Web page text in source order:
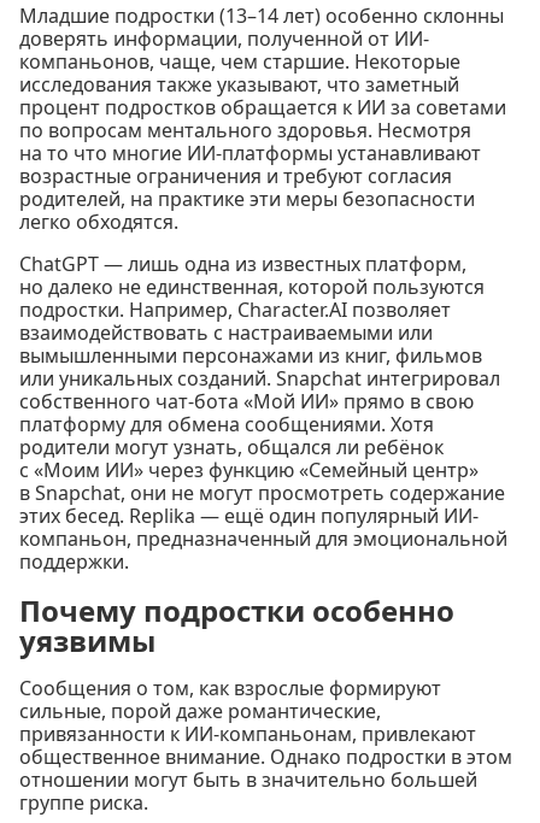
Младшие подростки (13–14 лет) особенно склонны
доверять информации, полученной от ИИ-
компаньонов, чаще, чем старшие. Некоторые
исследования также указывают, что заметный
процент подростков обращается к ИИ за советами
по вопросам ментального здоровья. Несмотря
на то что многие ИИ-платформы устанавливают
возрастные ограничения и требуют согласия
родителей, на практике эти меры безопасности
легко обходятся.
ChatGPT — лишь одна из известных платформ,
но далеко не единственная, которой пользуются
подростки. Например, Character.AI позволяет
взаимодействовать с настраиваемыми или
вымышленными персонажами из книг, фильмов
или уникальных созданий. Snapchat интегрировал
собственного чат-бота «Мой ИИ» прямо в свою
платформу для обмена сообщениями. Хотя
родители могут узнать, общался ли ребёнок
с «Моим ИИ» через функцию «Семейный центр»
в Snapchat, они не могут просмотреть содержание
этих бесед. Replika — ещё один популярный ИИ-
компаньон, предназначенный для эмоциональной
поддержки.
Почему подростки особенно
уязвимы
Сообщения о том, как взрослые формируют
сильные, порой даже романтические,
привязанности к ИИ-компаньонам, привлекают
общественное внимание. Однако подростки в этом
отношении могут быть в значительно большей
группе риска.